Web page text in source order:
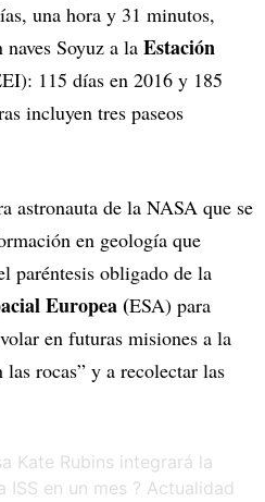
una hora y 31 minutos,
naves Soyuz a la Estación
115 días en 2016 y 185
incluyen tres paseos
astronauta de la NASA que se
en geología que
paréntesis obligado de la
Europea (ESA) para
en futuras misiones a la
las rocas” y a recolectar las